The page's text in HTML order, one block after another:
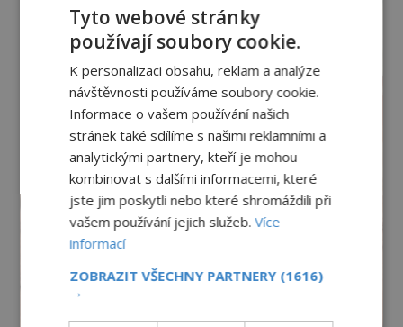
Tyto webové stránky
používají soubory cookie.
K personalizaci obsahu, reklam a analýze
návštěvnosti používáme soubory cookie.
Informace o vašem používání našich
stránek také sdílíme s našimi reklamními a
analytickými partnery, kteří je mohou
kombinovat s dalšími informacemi, které
jste jim poskytli nebo které shromáždili při
vašem používání jejich služeb.Více
informací
ZOBRAZIT VŠECHNY PARTNERY (1616)
→